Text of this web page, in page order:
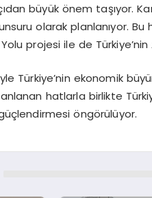
büyük önem taşıyor.
olarak planlanıyor.
projesi ile de
Türkiye’nin ekonomik
hatlarla birlikte
öngörülüyor.